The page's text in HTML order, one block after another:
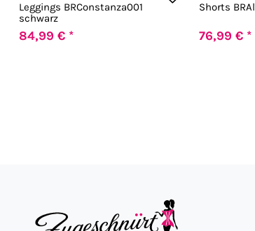
Leggings BRConstanza001
schwarz
84,99 € *
Shorts
76,99 € *